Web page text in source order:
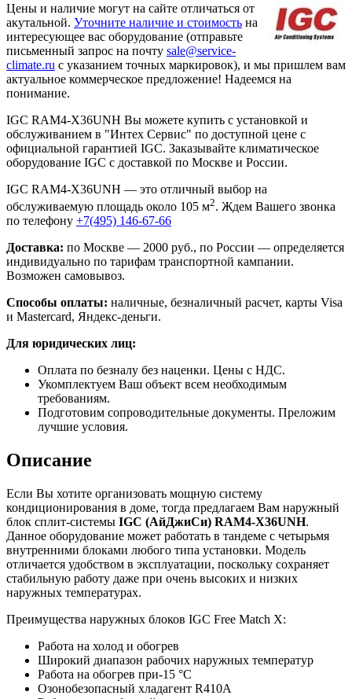
Цены и наличие могут на сайте отличаться от
акутальной. Уточните наличие и стоимость на
интересующее вас оборудование (отправьте
письменный запрос на почту sale@service-
climate.ru с указанием точных маркировок), и мы пришлем вам
актуальное коммерческое предложение! Надеемся на
понимание.
IGC RAM4-X36UNH Вы можете купить с установкой и
обслуживанием в "Интех Сервис" по доступной цене с
официальной гарантией IGC. Заказывайте климатическое
оборудование IGC с доставкой по Москве и России.
IGC RAM4-X36UNH — это отличный выбор на
обслуживаемую площадь около 105 м2. Ждем Вашего звонка
по телефону +7(495) 146-67-66
Доставка: по Москве — 2000 руб., по России — определяется
индивидуально по тарифам транспортной кампании.
Возможен самовывоз.
Способы оплаты: наличные, безналичный расчет, карты Visa
и Mastercard, Яндекс-деньги.
Для юридических лиц:
Оплата по безналу без наценки. Цены с НДС.
Укомплектуем Ваш объект всем необходимым
требованиям.
Подготовим сопроводительные документы. Преложим
лучшие условия.
Описание
Если Вы хотите организовать мощную систему
кондиционирования в доме, тогда предлагаем Вам наружный
блок сплит-системы IGC (АйДжиСи) RAM4-X36UNH.
Данное оборудование может работать в тандеме с четырьмя
внутренними блоками любого типа установки. Модель
отличается удобством в эксплуатации, поскольку сохраняет
стабильную работу даже при очень высоких и низких
наружных температурах.
Преимущества наружных блоков IGC Free Match X:
Работа на холод и обогрев
Широкий диапазон рабочих наружных температур
Работа на обогрев при-15 °C
Озонобезопасный хладагент R410A